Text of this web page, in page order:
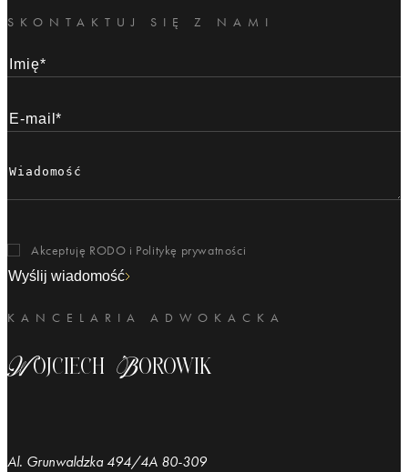
KANCELARIA ADWOKACKA
Wojciech Borowik
Al. Grunwaldzka 494/4A 80-309
SKONTAKTUJ SIĘ Z NAMI
Akceptuję RODO i Politykę prywatności
Wyślij wiadomość